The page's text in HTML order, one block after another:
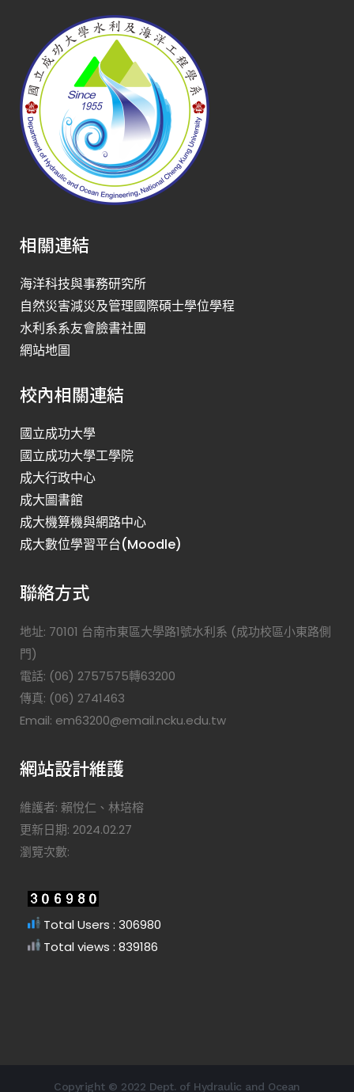
相關連結
海洋科技與事務研究所
自然災害減災及管理國際碩士學位學程
水利系系友會臉書社團
網站地圖
校內相關連結
國立成功大學
國立成功大學工學院
成大行政中心
成大圖書館
成大機算機與網路中心
成大數位學習平台(Moodle)
聯絡方式
地址: 70101 台南市東區大學路1號水利系 (成功校區小東路側
門)
電話: (06) 2757575轉63200
傳真: (06) 2741463
Email: em63200@email.ncku.edu.tw
網站設計維護
維護者: 賴悅仁、林培榕
更新日期: 2024.02.27
瀏覽次數:
Total Users : 306980
Total views : 839186
Copyright © 2022 Dept. of Hydraulic and Ocean